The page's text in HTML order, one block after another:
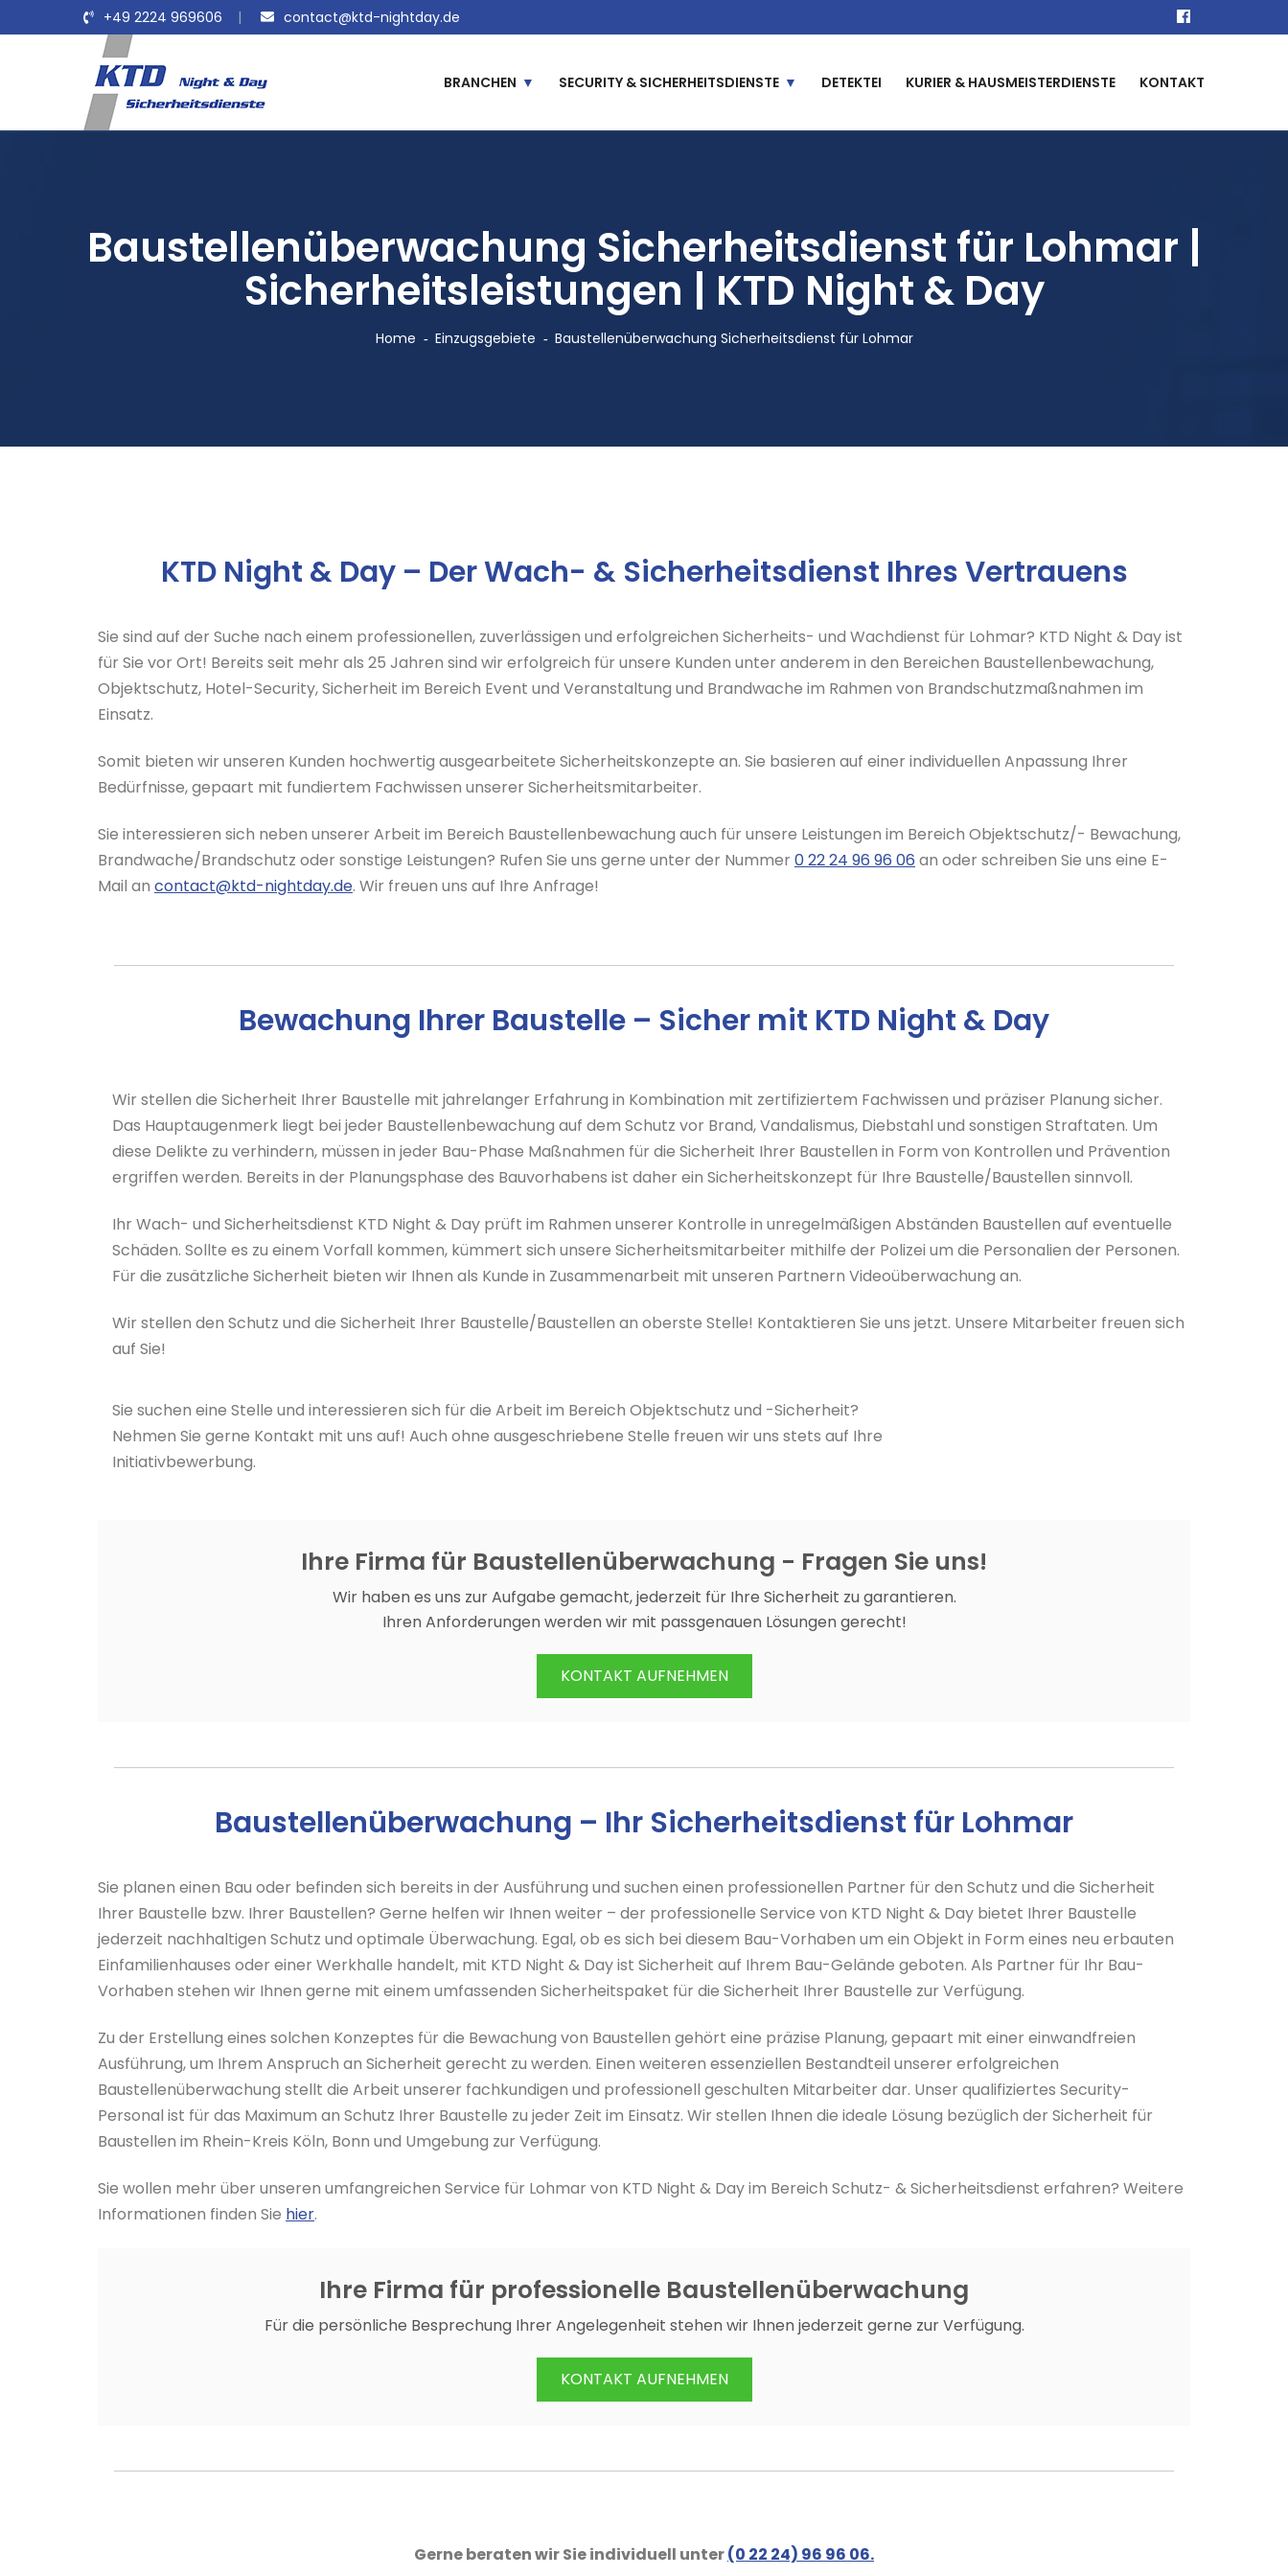
+49 2224 969606 contact@ktd-nightday.de
BRANCHEN SECURITY & SICHERHEITSDIENSTE DETEKTEI KURIER & HAUSMEISTERDIENSTE KONTAKT
Baustellenüberwachung Sicherheitsdienst für Lohmar |
Sicherheitsleistungen | KTD Night & Day
Home Einzugsgebiete Baustellenüberwachung Sicherheitsdienst für Lohmar
KTD Night & Day – Der Wach- & Sicherheitsdienst Ihres Vertrauens
Sie sind auf der Suche nach einem professionellen, zuverlässigen und erfolgreichen Sicherheits- und Wachdienst für Lohmar? KTD Night & Day ist
für Sie vor Ort! Bereits seit mehr als 25 Jahren sind wir erfolgreich für unsere Kunden unter anderem in den Bereichen Baustellenbewachung,
Objektschutz, Hotel-Security, Sicherheit im Bereich Event und Veranstaltung und Brandwache im Rahmen von Brandschutzmaßnahmen im
Einsatz.
Somit bieten wir unseren Kunden hochwertig ausgearbeitete Sicherheitskonzepte an. Sie basieren auf einer individuellen Anpassung Ihrer
Bedürfnisse, gepaart mit fundiertem Fachwissen unserer Sicherheitsmitarbeiter.
Sie interessieren sich neben unserer Arbeit im Bereich Baustellenbewachung auch für unsere Leistungen im Bereich Objektschutz/- Bewachung,
Brandwache/Brandschutz oder sonstige Leistungen? Rufen Sie uns gerne unter der Nummer 0 22 24 96 96 06 an oder schreiben Sie uns eine E-
Mail an contact@ktd-nightday.de. Wir freuen uns auf Ihre Anfrage!
Bewachung Ihrer Baustelle – Sicher mit KTD Night & Day
Wir stellen die Sicherheit Ihrer Baustelle mit jahrelanger Erfahrung in Kombination mit zertifiziertem Fachwissen und präziser Planung sicher.
Das Hauptaugenmerk liegt bei jeder Baustellenbewachung auf dem Schutz vor Brand, Vandalismus, Diebstahl und sonstigen Straftaten. Um
diese Delikte zu verhindern, müssen in jeder Bau-Phase Maßnahmen für die Sicherheit Ihrer Baustellen in Form von Kontrollen und Prävention
ergriffen werden. Bereits in der Planungsphase des Bauvorhabens ist daher ein Sicherheitskonzept für Ihre Baustelle/Baustellen sinnvoll.
Ihr Wach- und Sicherheitsdienst KTD Night & Day prüft im Rahmen unserer Kontrolle in unregelmäßigen Abständen Baustellen auf eventuelle
Schäden. Sollte es zu einem Vorfall kommen, kümmert sich unsere Sicherheitsmitarbeiter mithilfe der Polizei um die Personalien der Personen.
Für die zusätzliche Sicherheit bieten wir Ihnen als Kunde in Zusammenarbeit mit unseren Partnern Videoüberwachung an.
Wir stellen den Schutz und die Sicherheit Ihrer Baustelle/Baustellen an oberste Stelle! Kontaktieren Sie uns jetzt. Unsere Mitarbeiter freuen sich
auf Sie!
Sie suchen eine Stelle und interessieren sich für die Arbeit im Bereich Objektschutz und -Sicherheit?
Nehmen Sie gerne Kontakt mit uns auf! Auch ohne ausgeschriebene Stelle freuen wir uns stets auf Ihre
Initiativbewerbung.
Ihre Firma für Baustellenüberwachung - Fragen Sie uns!
Wir haben es uns zur Aufgabe gemacht, jederzeit für Ihre Sicherheit zu garantieren.
Ihren Anforderungen werden wir mit passgenauen Lösungen gerecht!
KONTAKT AUFNEHMEN
Baustellenüberwachung – Ihr Sicherheitsdienst für Lohmar
Sie planen einen Bau oder befinden sich bereits in der Ausführung und suchen einen professionellen Partner für den Schutz und die Sicherheit
Ihrer Baustelle bzw. Ihrer Baustellen? Gerne helfen wir Ihnen weiter – der professionelle Service von KTD Night & Day bietet Ihrer Baustelle
jederzeit nachhaltigen Schutz und optimale Überwachung. Egal, ob es sich bei diesem Bau-Vorhaben um ein Objekt in Form eines neu erbauten
Einfamilienhauses oder einer Werkhalle handelt, mit KTD Night & Day ist Sicherheit auf Ihrem Bau-Gelände geboten. Als Partner für Ihr Bau-
Vorhaben stehen wir Ihnen gerne mit einem umfassenden Sicherheitspaket für die Sicherheit Ihrer Baustelle zur Verfügung.
Zu der Erstellung eines solchen Konzeptes für die Bewachung von Baustellen gehört eine präzise Planung, gepaart mit einer einwandfreien
Ausführung, um Ihrem Anspruch an Sicherheit gerecht zu werden. Einen weiteren essenziellen Bestandteil unserer erfolgreichen
Baustellenüberwachung stellt die Arbeit unserer fachkundigen und professionell geschulten Mitarbeiter dar. Unser qualifiziertes Security-
Personal ist für das Maximum an Schutz Ihrer Baustelle zu jeder Zeit im Einsatz. Wir stellen Ihnen die ideale Lösung bezüglich der Sicherheit für
Baustellen im Rhein-Kreis Köln, Bonn und Umgebung zur Verfügung.
Sie wollen mehr über unseren umfangreichen Service für Lohmar von KTD Night & Day im Bereich Schutz- & Sicherheitsdienst erfahren? Weitere
Informationen finden Sie hier.
Ihre Firma für professionelle Baustellenüberwachung
Für die persönliche Besprechung Ihrer Angelegenheit stehen wir Ihnen jederzeit gerne zur Verfügung.
KONTAKT AUFNEHMEN
Gerne beraten wir Sie individuell unter(0 22 24) 96 96 06.